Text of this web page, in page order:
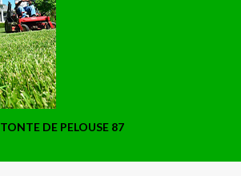
TONTE DE PELOUSE 87